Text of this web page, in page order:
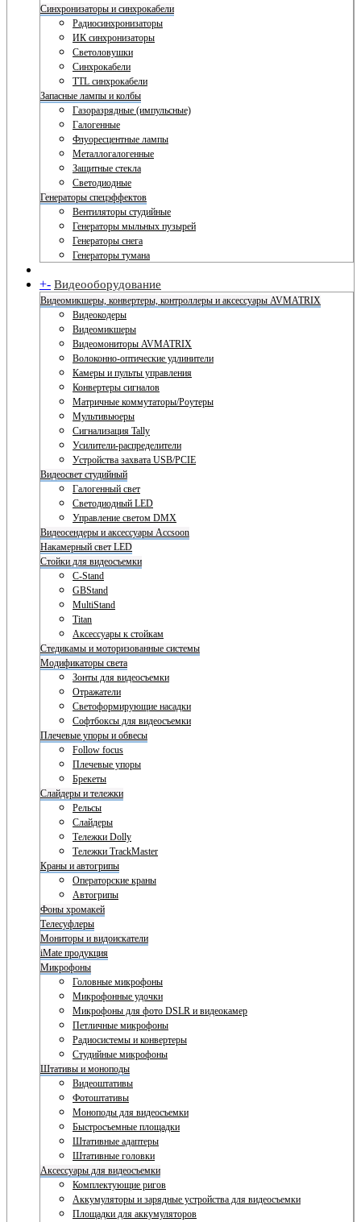
Синхронизаторы и синхрокабели
Радиосинхронизаторы
ИК синхронизаторы
Светоловушки
Синхрокабели
TTL синхрокабели
Запасные лампы и колбы
Газоразрядные (импульсные)
Галогенные
Флуоресцентные лампы
Металлогалогенные
Защитные стекла
Светодиодные
Генераторы спецэффектов
Вентиляторы студийные
Генераторы мыльных пузырей
Генераторы снега
Генераторы тумана
+- Видеооборудование
Видеомикшеры, конвертеры, контроллеры и аксессуары AVMATRIX
Видеокодеры
Видеомикшеры
Видеомониторы AVMATRIX
Волоконно-оптические удлинители
Камеры и пульты управления
Конвертеры сигналов
Матричные коммутаторы/Роутеры
Мультивьюеры
Сигнализация Tally
Усилители-распределители
Устройства захвата USB/PCIE
Видеосвет студийный
Галогенный свет
Светодиодный LED
Управление светом DMX
Видеосендеры и аксессуары Accsoon
Накамерный свет LED
Стойки для видеосъемки
C-Stand
GBStand
MultiStand
Titan
Аксессуары к стойкам
Стедикамы и моторизованные системы
Модификаторы света
Зонты для видеосъемки
Отражатели
Светоформирующие насадки
Софтбоксы для видеосъемки
Плечевые упоры и обвесы
Follow focus
Плечевые упоры
Брекеты
Слайдеры и тележки
Рельсы
Слайдеры
Тележки Dolly
Тележки TrackMaster
Краны и автогрипы
Операторские краны
Автогрипы
Фоны хромакей
Телесуфлеры
Мониторы и видоискатели
iMate продукция
Микрофоны
Головные микрофоны
Микрофонные удочки
Микрофоны для фото DSLR и видеокамер
Петличные микрофоны
Радиосистемы и конвертеры
Студийные микрофоны
Штативы и моноподы
Видеоштативы
Фотоштативы
Моноподы для видеосъемки
Быстросъемные площадки
Штативные адаптеры
Штативные головки
Аксессуары для видеосъемки
Комплектующие ригов
Аккумуляторы и зарядные устройства для видеосъемки
Площадки для аккумуляторов